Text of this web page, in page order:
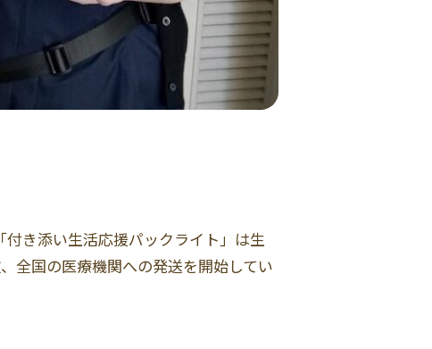
き添い生活応援パックライト」は生
全国の医療機関への発送を開始してい